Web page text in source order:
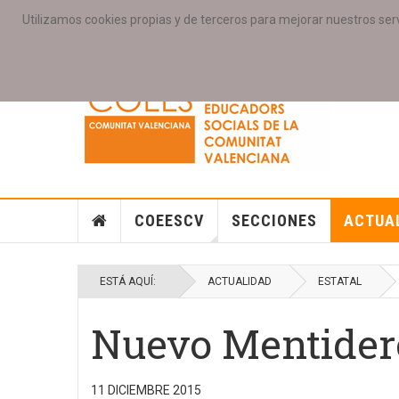
Utilizamos cookies propias y de terceros para mejorar nuestros
PORTADA ACCESO COLEGIAD@S GALERIAS
COEESCV SECCIONES
ESTÁ AQUÍ: ACTUALIDAD ESTATAL
Nuevo
11 DICIEMBRE 2015